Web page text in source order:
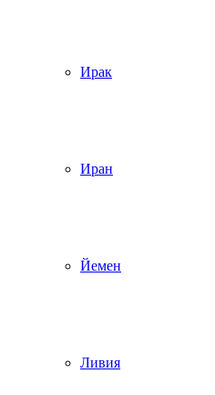
Ирак
Иран
Йемен
Ливия